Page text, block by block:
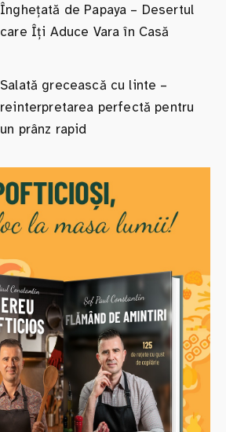
Înghețată de Papaya – Desertul
care Îți Aduce Vara în Casă
Salată grecească cu linte –
reinterpretarea perfectă pentru
un prânz rapid